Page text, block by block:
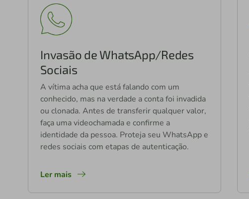
Invasão de WhatsApp/Redes
Sociais
A vítima acha que está falando com um
conhecido, mas na verdade a conta foi invadida
ou clonada. Antes de transferir qualquer valor,
faça uma videochamada e confirme a
identidade da pessoa. Proteja seu WhatsApp e
redes sociais com etapas de autenticação.
Ler mais